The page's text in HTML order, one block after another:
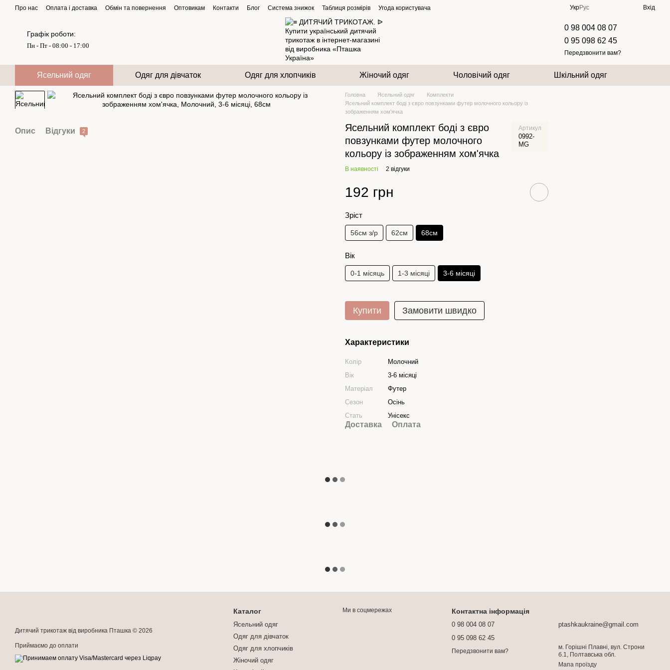
Перейти до основного контенту
Про нас Оплата і доставка Обмін та повернення Оптовикам Контакти Блог Система знижок Таблиця розмірів Угода користувача УкрРус Вхід
Графік роботи:
Пн - Пт - 08:00 - 17:00
0 98 004 08 07
0 95 098 62 45
Передзвонити вам?
Ясельний одяг Одяг для дівчаток Одяг для хлопчиків Жіночий одяг Чоловічий одяг Шкільний одяг
Опис Відгуки 2
Головна Ясельний одяг
Комплекти
Ясельний комплект боді з євро повзунками футер молочного кольору із
зображенням хом'ячка
Ясельний комплект боді з євро
повзунками футер молочного
кольору із зображенням хом'ячка
Артикул
0992-
MG
В наявності 2 відгуки
192 грн
Зріст
56см з/р 62см 68см
Вік
0-1 місяць 1-3 місяці 3-6 місяці
Купити Замовити швидко
Характеристики
Колір
Молочний
Вік
3-6 місяці
Матеріал
Футер
Сезон
Осінь
Стать
Унісекс
Доставка Оплата
Дитячий трикотаж від виробника Пташка © 2026
Приймаємо до оплати
Каталог
Ясельний одяг
Одяг для дівчаток
Одяг для хлопчиків
Жіночий одяг
Ми в соцмережах Контактна інформація
0 98 004 08 07
0 95 098 62 45
Передзвонити вам?
ptashkaukraine@gmail.com
м. Горішні Плавні, вул. Строни
б.1, Полтавська обл.
Мапа проїзду